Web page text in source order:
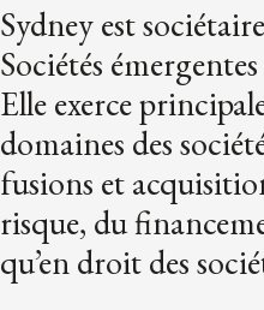
Sydney est
Sociétés
Elle exerce
domaines des
fusions et
risque, du
qu’en droit des